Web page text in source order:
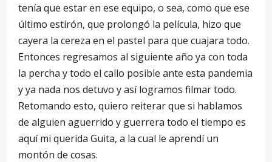
tenía que estar en ese equipo, o sea, como que ese
último estirón, que prolongó la película, hizo que
cayera la cereza en el pastel para que cuajara todo.
Entonces regresamos al siguiente año ya con toda
la percha y todo el callo posible ante esta pandemia
y ya nada nos detuvo y así logramos filmar todo.
Retomando esto, quiero reiterar que si hablamos
de alguien aguerrido y guerrera todo el tiempo es
aquí mi querida Guita, a la cual le aprendí un
montón de cosas.